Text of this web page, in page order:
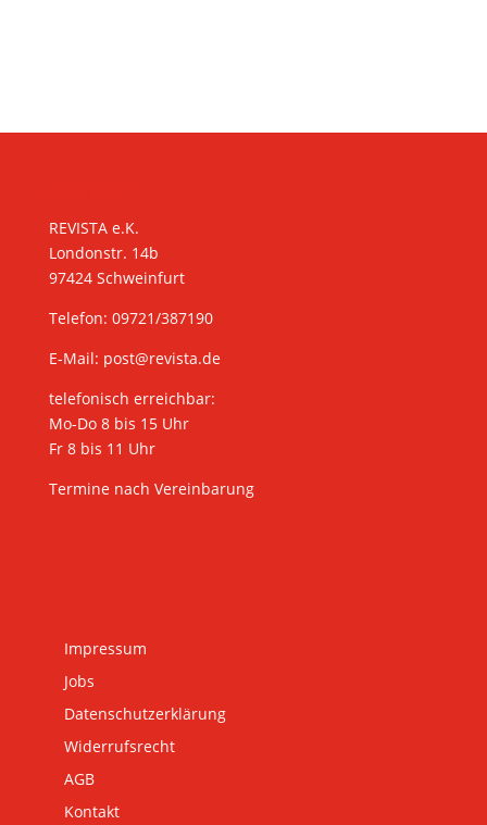
REVISTA e.K.
Londonstr. 14b
97424 Schweinfurt
Telefon: 09721/387190
E-Mail: post@revista.de
telefonisch erreichbar:
Mo-Do 8 bis 15 Uhr
Fr 8 bis 11 Uhr
Termine nach Vereinbarung
Impressum
Jobs
Datenschutzerklärung
Widerrufsrecht
AGB
Kontakt